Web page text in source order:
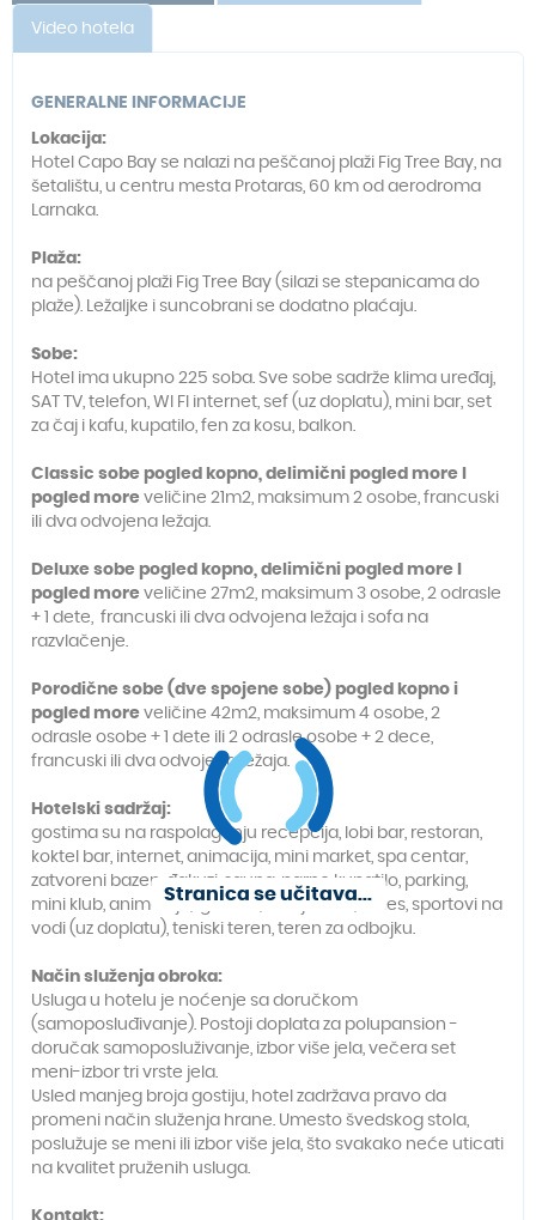
Video hotela
GENERALNE INFORMACIJE
Lokacija:
Hotel Capo Bay se nalazi na peščanoj plaži Fig Tree Bay, na
šetalištu, u centru mesta Protaras, 60 km od aerodroma
Larnaka.
Plaža:
na peščanoj plaži Fig Tree Bay (silazi se stepanicama do
plaže). Ležaljke i suncobrani se dodatno plaćaju.
Sobe:
Hotel ima ukupno 225 soba. Sve sobe sadrže klima uređaj,
SAT TV, telefon, WI FI internet, sef (uz doplatu), mini bar, set
za čaj i kafu, kupatilo, fen za kosu, balkon.
Classic sobe pogled kopno, delimični pogled more I
pogled more veličine 21m2, maksimum 2 osobe, francuski
ili dva odvojena ležaja.
Deluxe sobe pogled kopno, delimični pogled more I
pogled more veličine 27m2, maksimum 3 osobe, 2 odrasle
+ 1 dete, francuski ili dva odvojena ležaja i sofa na
razvlačenje.
Porodične sobe (dve spojene sobe) pogled kopno i
pogled more veličine 42m2, maksimum 4 osobe, 2
odrasle osobe + 1 dete ili 2 odrasle osobe + 2 dece,
francuski ili dva odvojena ležaja.
Hotelski sadržaj:
gostima su na raspolaganju recepcija, lobi bar, restoran,
koktel bar, internet, animacija, mini market, spa centar,
zatvoreni bazen, đakuzi, sauna, parno kupatilo, parking,
mini klub, animacija, igralište, dečiji meni, fitnes, sportovi na
vodi (uz doplatu), teniski teren, teren za odbojku.
Način služenja obroka:
Usluga u hotelu je noćenje sa doručkom
(samoposluđivanje). Postoji doplata za polupansion -
doručak samoposluživanje, izbor više jela, večera set
meni-izbor tri vrste jela.
Usled manjeg broja gostiju, hotel zadržava pravo da
promeni način služenja hrane. Umesto švedskog stola,
poslužuje se meni ili izbor više jela, što svakako neće uticati
na kvalitet pruženih usluga.
Kontakt:
Stranica se učitava...